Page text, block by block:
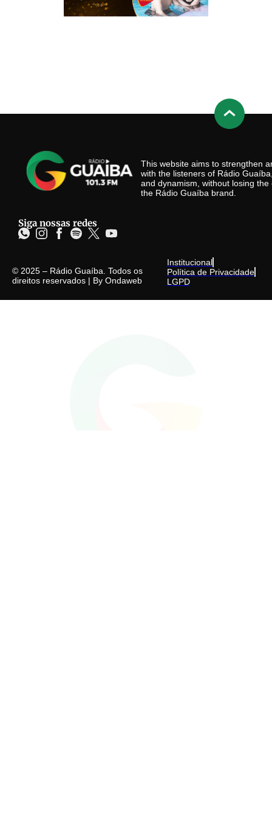
This website aims to strengthen
with the listeners of Rádio
and dynamism, without losing
the Rádio Guaíba brand.
Siga nossas redes
© 2025 – Rádio Guaíba. Todos os
direitos reservados | By Ondaweb
Institucional
Política de Privacidade
LGPD